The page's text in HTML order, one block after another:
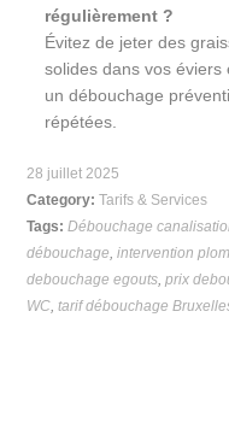
régulièrement ?
Évitez de jeter des
solides dans vos
un débouchage
répétées.
28 juillet 2025
Category:Tarifs & Services
Tags:Débouchage
débouchage,intervention
debouchage egouts,prix
WC,tarif débouchage